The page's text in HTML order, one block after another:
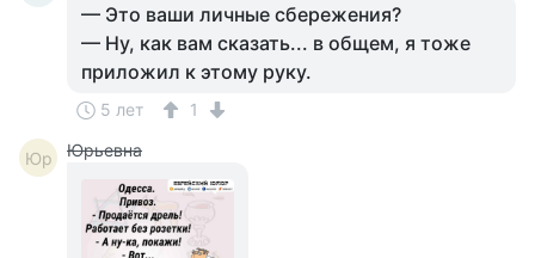
— Это ваши личные сбережения?
— Ну, как вам сказать... в общем, я тоже
приложил к этому руку.
5 лет 1
Юр Юрьевна